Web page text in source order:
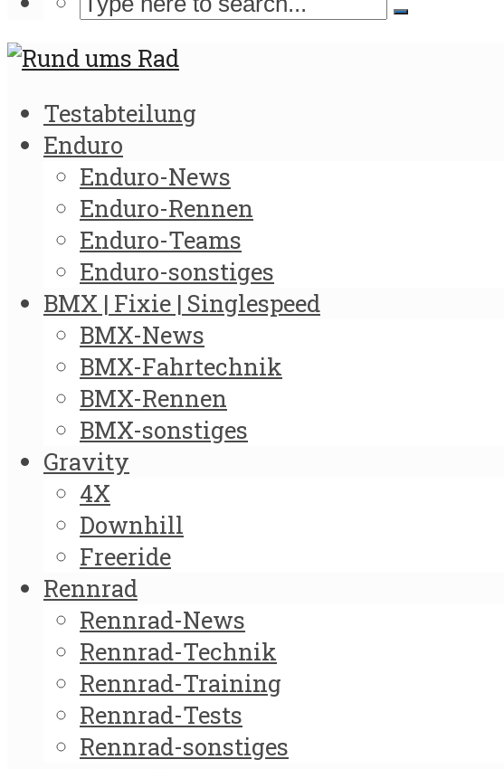
Testabteilung
Enduro
Enduro-News
Enduro-Rennen
Enduro-Teams
Enduro-sonstiges
BMX | Fixie | Singlespeed
BMX-News
BMX-Fahrtechnik
BMX-Rennen
BMX-sonstiges
Gravity
4X
Downhill
Freeride
Rennrad
Rennrad-News
Rennrad-Technik
Rennrad-Training
Rennrad-Tests
Rennrad-sonstiges